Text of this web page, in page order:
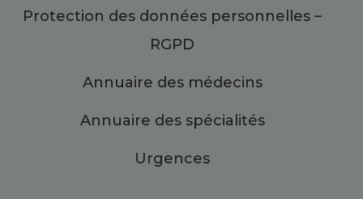
Protection des données personnelles –
RGPD
Annuaire des médecins
Annuaire des spécialités
Urgences